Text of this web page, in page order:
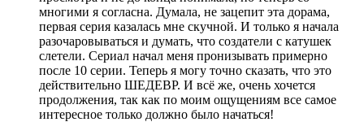
многими я согласна. Думала, не зацепит эта дорама,
первая серия казалась мне скучной. И только я начала
разочаровываться и думать, что создатели с катушек
слетели. Сериал начал меня пронизывать примерно
после 10 серии. Теперь я могу точно сказать, что это
действительно ШЕДЕВР. И всё же, очень хочется
продолжения, так как по моим ощущениям все самое
интересное только должно было начаться!